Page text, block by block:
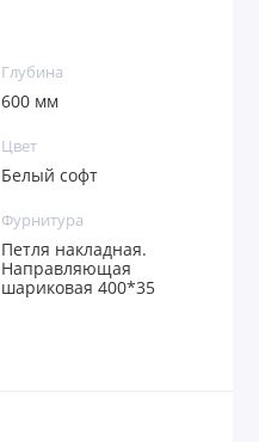
Глубина
600 мм
Цвет
Белый софт
Фурнитура
Петля накладная.
Направляющая
шариковая 400*35